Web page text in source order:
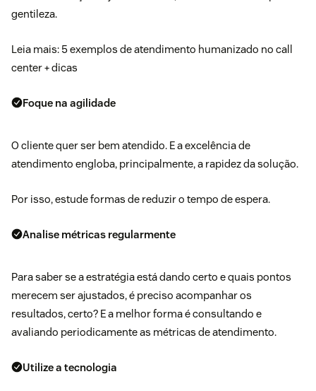
gentileza.
Leia mais: 5 exemplos de atendimento humanizado no call
center + dicas
Foque na agilidade
O cliente quer ser bem atendido. E a excelência de
atendimento engloba, principalmente, a rapidez da solução.
Por isso, estude formas de reduzir o tempo de espera.
Analise métricas regularmente
Para saber se a estratégia está dando certo e quais pontos
merecem ser ajustados, é preciso acompanhar os
resultados, certo? E a melhor forma é consultando e
avaliando periodicamente as métricas de atendimento.
Utilize a tecnologia